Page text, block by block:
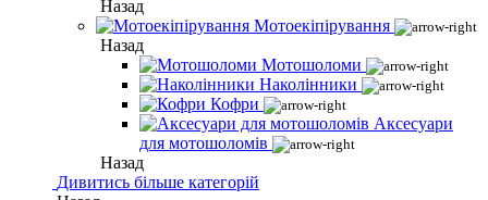
Назад
Мотоекіпірування
Назад
Мотошоломи
Наколінники
Кофри
Аксесуари
для мотошоломів
Назад
Дивитись більше категорій